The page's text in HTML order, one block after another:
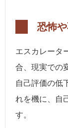
恐怖
エスカレータ
合、現実での
自己評価の低
れを機に、自
す。